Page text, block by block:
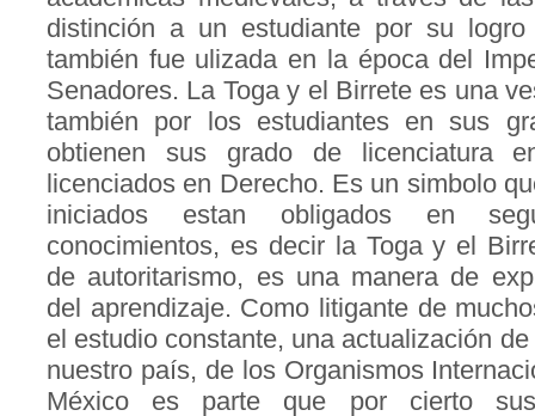
distinción a un estudiante por su
también fue ulizada en la época del
Senadores. La Toga y el Birrete es una
también por los estudiantes en sus
obtienen sus grado de licenciatura
licenciados en Derecho. Es un simbolo
iniciados estan obligados en
conocimientos, es decir la Toga y el
de autoritarismo, es una manera de
del aprendizaje. Como litigante de
el estudio constante, una actualización
nuestro país, de los Organismos
México es parte que por cierto